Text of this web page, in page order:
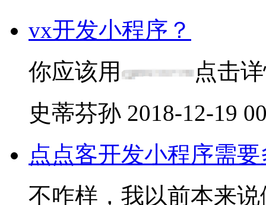
vx开发小程序？
你应该用
点击
史蒂芬孙 2018-12-19
点点客开发小程序需
不咋样，我以前本来